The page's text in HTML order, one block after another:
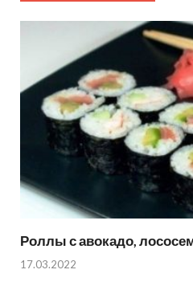
Роллы с авокадо,
17.03.2022